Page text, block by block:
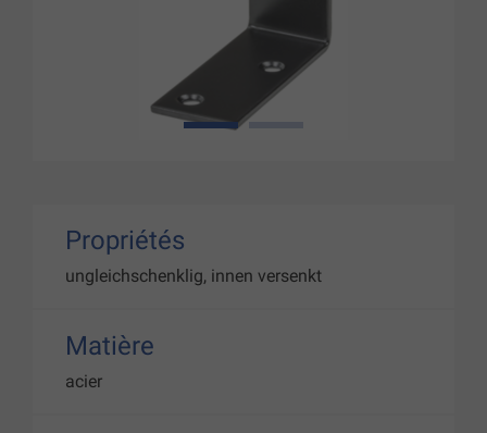
1
Propriétés
ungleichschenklig, innen versenkt
Matière
acier